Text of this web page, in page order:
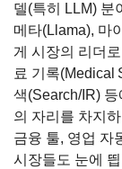
델(특히 LLM) 분
메타(Llama), 마
게 시장의 리더
료 기록(Medical
색(Search/IR)
의 자리를 차지
금융 툴, 영업 자
시장들도 눈에